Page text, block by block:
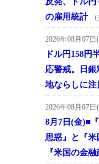
の雇用統計
2026年08月07
ドル円158
応警戒。日
地ならしに注
2026年08月07
8月7日(金)■
思惑』と『米
『米国の金